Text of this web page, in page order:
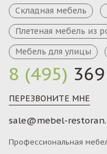
8 (495)
ПЕРЕЗВОНИТЕ МНЕ
sale@mebel-
Профессиональная
Складная мебель
Плетеная мебель из
Мебель для улицы